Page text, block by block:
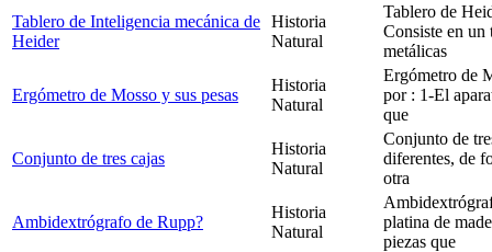
Tablero de Inteligencia mecánica de
Heider
Historia
Natural
Tablero de
Consiste en un
metálicas
Ergómetro de Mosso y sus pesas
Historia
Natural
Ergómetro de
por : 1-El
que
Conjunto de tres cajas
Historia
Natural
Conjunto de
diferentes, de
otra
Ambidextrógrafo de Rupp?
Historia
Natural
platina de
piezas que